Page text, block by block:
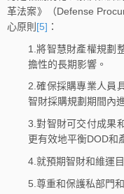
革法案》（Defense
心原則 [5] ：
1.將智慧財產權規劃
擔性的長期影響。
2.確保採購專業人員
智財採購規劃期間內
3.對智財可交付成果
更有效地平衡DOD和
4.就預期智財和維運
5.尊重和保護私部門